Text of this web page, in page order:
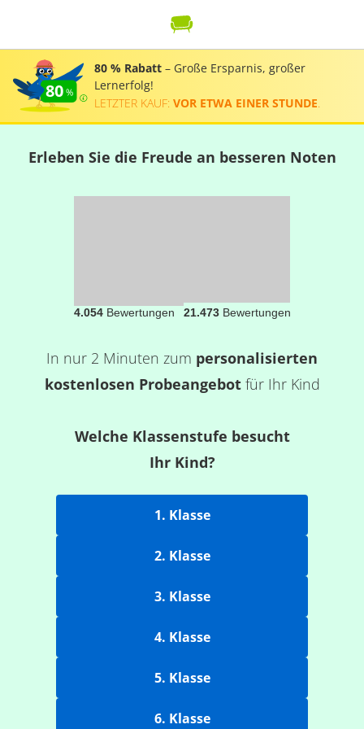
80
80 % Rabatt – Große Ersparnis, großer
Lernerfolg!
LETZTER KAUF: VOR ETWA EINER STUNDE
Erleben Sie die Freude an besseren Noten
4.054Bewertungen 21.473Bewertungen
In nur 2 Minuten zum personalisierten
kostenlosen Probeangebotfür Ihr Kind
Welche Klassenstufe besucht
Ihr Kind?
1. Klasse
2. Klasse
3. Klasse
4. Klasse
5. Klasse
6. Klasse